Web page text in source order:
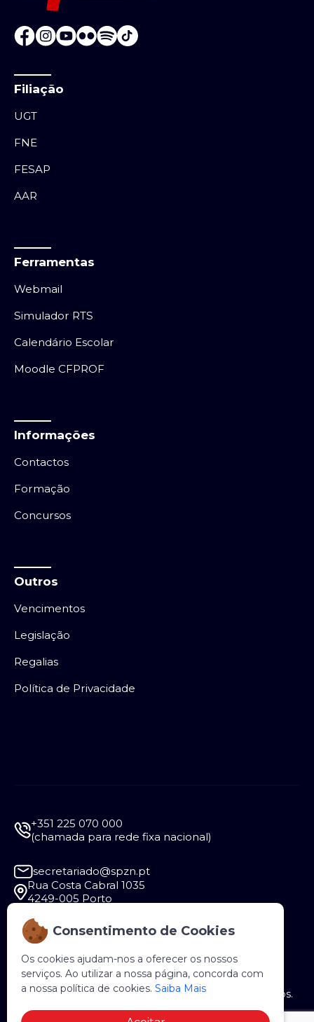
Consentimento de Cookies
Os cookies ajudam-nos a oferecer os nossos
serviços. Ao utilizar a nossa página, concorda com
a nossa política de cookies. Saiba Mais
Filiação
UGT
FNE
FESAP
AAR
Ferramentas
Webmail
Simulador RTS
Calendário Escolar
Moodle CFPROF
Informações
Contactos
Formação
Concursos
Outros
Vencimentos
Legislação
Regalias
Política de Privacidade
+351 225 070 000
(chamada para rede fixa nacional)
secretariado@spzn.pt
Rua Costa Cabral 1035
4249-005 Porto
Segunda a Sexta - 9:30 às 12:30 e das 14:00 às
18:00
Copyright © 2026 SPZN. Todos os direitos reservados.